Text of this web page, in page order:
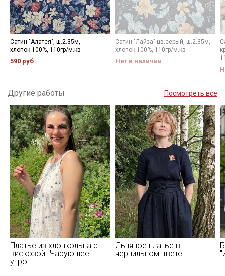
Сатин "Алатея", ш.2.35м,
хлопок-100%, 110гр/м.кв
590 руб
Сатин "Лайза" цв.серый, ш.2.35м,
хлопок-100%, 110гр/м.кв
Нет в наличии
Другие работы Посмотреть все
Платье из хлопкольна с
вискозой "Чарующее
утро"
Льняное платье в
чернильном цвете
ДаюСогласие на получение рекламных и
информационных рассылок